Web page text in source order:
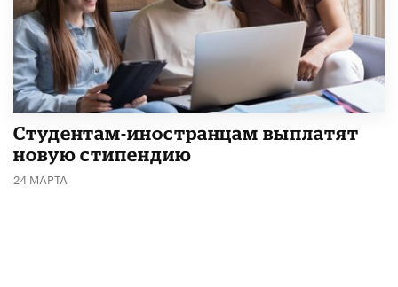
Студентам-иностранцам выплатят
новую стипендию
24 МАРТА